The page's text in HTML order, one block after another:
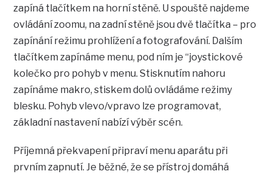
zapíná tlačítkem na horní stěně. U spouště najdeme
ovládání zoomu, na zadní stěně jsou dvě tlačítka – pro
zapínání režimu prohlížení a fotografování. Dalším
tlačítkem zapínáme menu, pod ním je “joystickové
kolečko pro pohyb v menu. Stisknutím nahoru
zapínáme makro, stiskem dolů ovládáme režimy
blesku. Pohyb vlevo/vpravo lze programovat,
základní nastavení nabízí výběr scén.
Příjemná překvapení připraví menu aparátu při
prvním zapnutí. Je běžné, že se přístroj domáhá